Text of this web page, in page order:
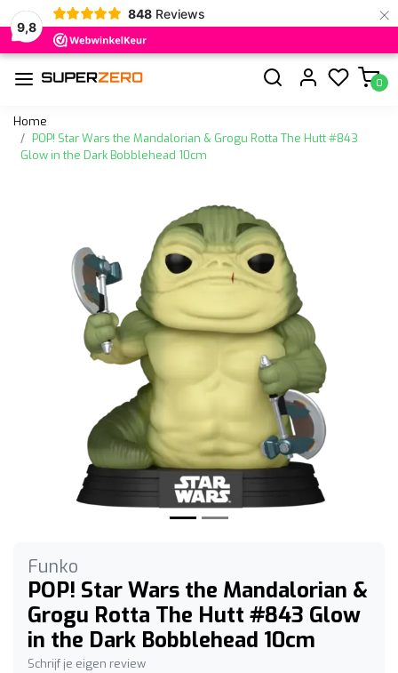
9,8
848 Reviews ×
0
Home
POP! Star Wars the Mandalorian & Grogu Rotta The Hutt #843
Glow in the Dark Bobblehead 10cm
Funko
POP! Star Wars the Mandalorian &
Grogu Rotta The Hutt #843 Glow
in the Dark Bobblehead 10cm
Schrijf je eigen review